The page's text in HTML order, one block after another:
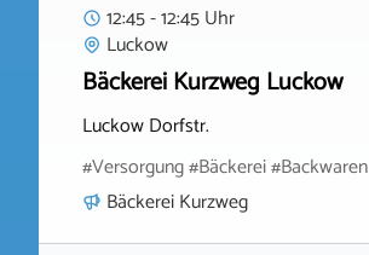
12:45 - 12:45 Uhr
Luckow
Bäckerei Kurzweg Luckow
Luckow Dorfstr.
#Versorgung #Bäckerei #Backwaren
Bäckerei Kurzweg